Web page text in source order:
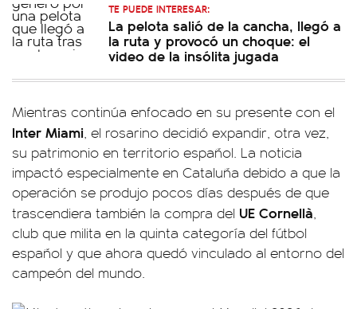
TE PUEDE INTERESAR:
La pelota salió de la cancha, llegó a
la ruta y provocó un choque: el
video de la insólita jugada
Mientras continúa enfocado en su presente con el
Inter Miami, el rosarino decidió expandir, otra vez,
su patrimonio en territorio español. La noticia
impactó especialmente en Cataluña debido a que la
operación se produjo pocos días después de que
trascendiera también la compra del UE Cornellà,
club que milita en la quinta categoría del fútbol
español y que ahora quedó vinculado al entorno del
campeón del mundo.